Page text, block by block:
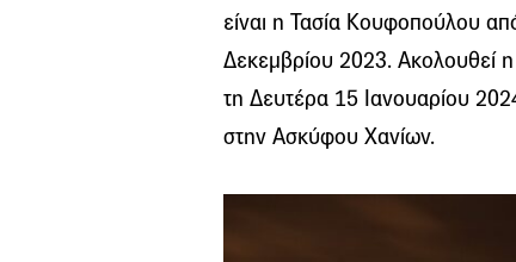
είναι η Τασία Κουφοπούλου
Δεκεμβρίου 2023. Ακολουθεί
τη Δευτέρα 15 Ιανουαρίου
στην Ασκύφου Χανίων.